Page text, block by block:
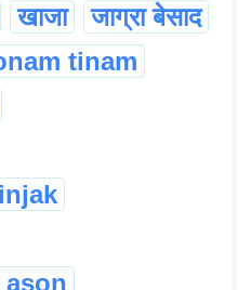
खाजा जाग्रा बेसाद
tinam
ason